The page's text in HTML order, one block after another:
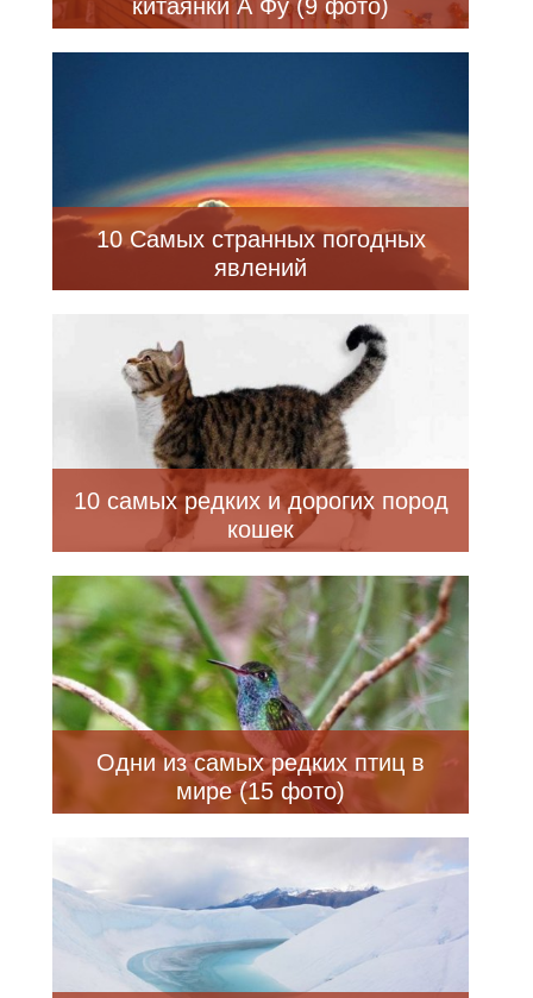
китаянки А Фу (9 фото)
10 Самых странных погодных
явлений
10 самых редких и дорогих пород
кошек
Одни из самых редких птиц в
мире (15 фото)